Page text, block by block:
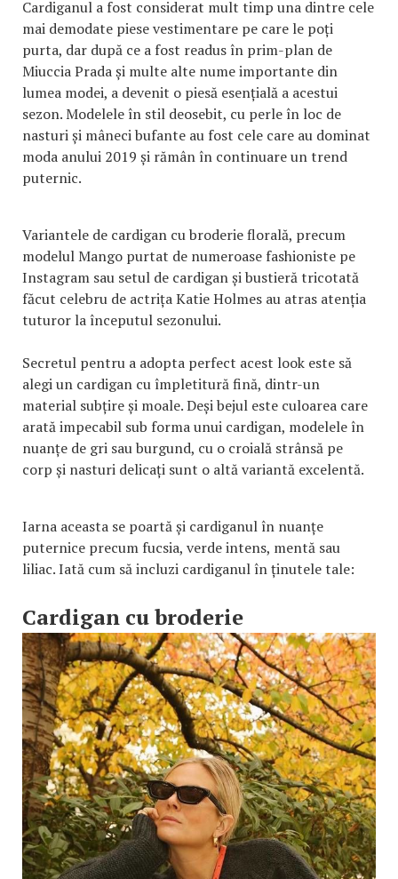
Cardiganul a fost considerat mult timp una dintre cele
mai demodate piese vestimentare pe care le poți
purta, dar după ce a fost readus în prim-plan de
Miuccia Prada și multe alte nume importante din
lumea modei, a devenit o piesă esențială a acestui
sezon. Modelele în stil deosebit, cu perle în loc de
nasturi și mâneci bufante au fost cele care au dominat
moda anului 2019 și rămân în continuare un trend
puternic.
Variantele de cardigan cu broderie florală, precum
modelul Mango purtat de numeroase fashioniste pe
Instagram sau setul de cardigan și bustieră tricotată
făcut celebru de actrița Katie Holmes au atras atenția
tuturor la începutul sezonului.
Secretul pentru a adopta perfect acest look este să
alegi un cardigan cu împletitură fină, dintr-un
material subțire și moale. Deși bejul este culoarea care
arată impecabil sub forma unui cardigan, modelele în
nuanțe de gri sau burgund, cu o croială strânsă pe
corp și nasturi delicați sunt o altă variantă excelentă.
Iarna aceasta se poartă și cardiganul în nuanțe
puternice precum fucsia, verde intens, mentă sau
liliac. Iată cum să incluzi cardiganul în ținutele tale:
Cardigan cu broderie